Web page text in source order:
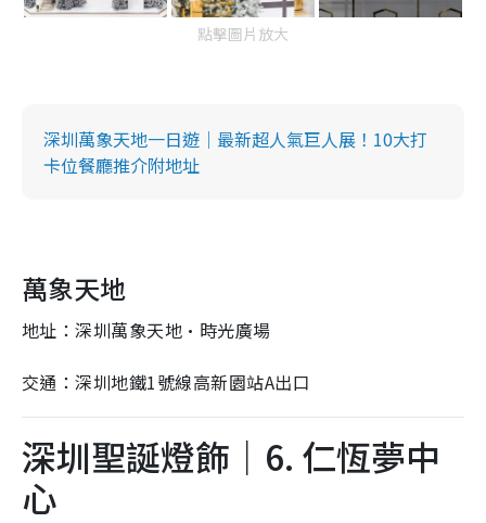
點擊圖片放大
深圳萬象天地一日遊｜最新超人氣巨人展！10大打
卡位餐廳推介附地址
萬象天地
地址：深圳萬象天地·時光廣場
交通：深圳地鐵1號線高新園站A出口
深圳聖誕燈飾｜6. 仁恆夢中
心